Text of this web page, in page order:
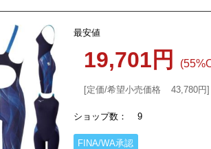
最安値
19,701円
定価/希望小売価格 43,780円
ショップ数 9
FINA/WA承認